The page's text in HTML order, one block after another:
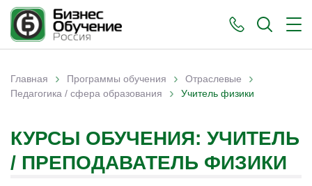
Вы здесь
Главная › Программы обучения › Отраслевые ›
Педагогика / сфера образования › Учитель физики
КУРСЫ ОБУЧЕНИЯ: УЧИТЕЛЬ
/ ПРЕПОДАВАТЕЛЬ ФИЗИКИ